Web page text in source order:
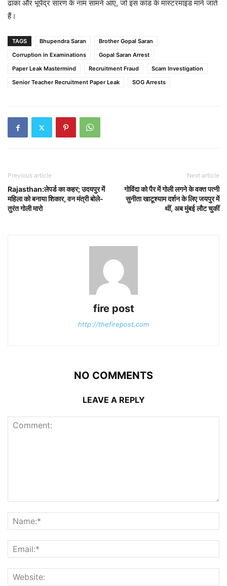
ढाका और भूपेंद्र सारण के नाम सामने आए, जो इस कांड के मास्टरमाइंड माने जाते
हैं।
TAGS Bhupendra Saran
Brother Gopal Saran
Corruption in Examinations
Gopal Saran Arrest
Paper Leak Mastermind
Recruitment Fraud
Scam Investigation
Senior Teacher Recruitment Paper Leak
SOG Arrests
Previous article
Rajasthan:लेपर्ड का कहर; उदयपुर में
महिला को बनाया शिकार, वन मंत्री बोले-
तुरंत गोली मारो
Next article
गोविंदा को पैर में गोली लगने के वक्त पत्नी
सुनीता खाटूश्याम दर्शन के लिए जयपुर में
थीं, अब मुंबई लौट चुकीं
fire post
http://thefirepost.com
NO COMMENTS
LEAVE A REPLY